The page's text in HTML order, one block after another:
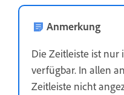
Anmerkung
Die Zeitleiste ist
verfügbar. In allen
Zeitleiste nicht